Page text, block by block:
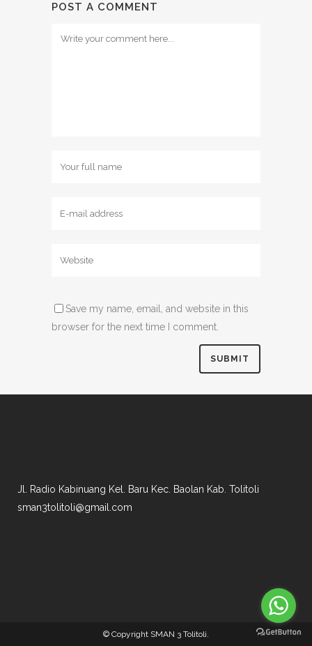
POST A COMMENT
Save my name, email, and website in this
browser for the next time I comment.
Jl. Radio Kabinuang Kel. Baru Kec. Baolan Kab. Tolitoli
sman3tolitoli@gmail.com
© Copyright SMAN 3 Tolitoli.